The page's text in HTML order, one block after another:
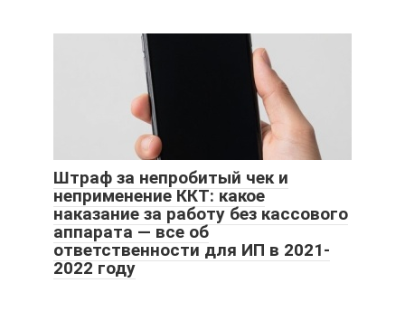
Штраф за непробитый чек и
неприменение ККТ: какое
наказание за работу без кассового
аппарата — все об
ответственности для ИП в 2021-
2022 году